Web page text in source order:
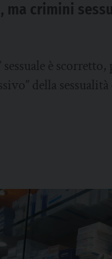
ma crimini
è scorretto,
della